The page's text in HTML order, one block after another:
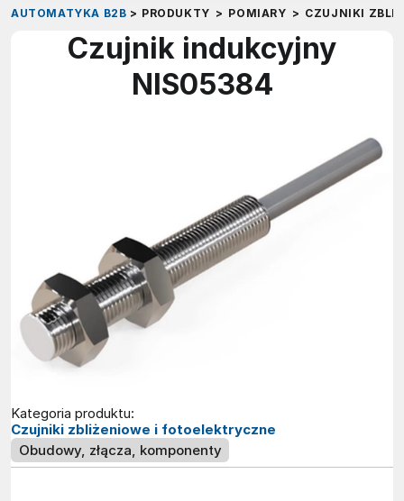
AUTOMATYKA B2B > PRODUKTY > POMIARY > CZUJNIKI
Czujnik indukcyjny
NIS05384
Kategoria produktu:
Czujniki zbliżeniowe i fotoelektryczne
Obudowy, złącza, komponenty